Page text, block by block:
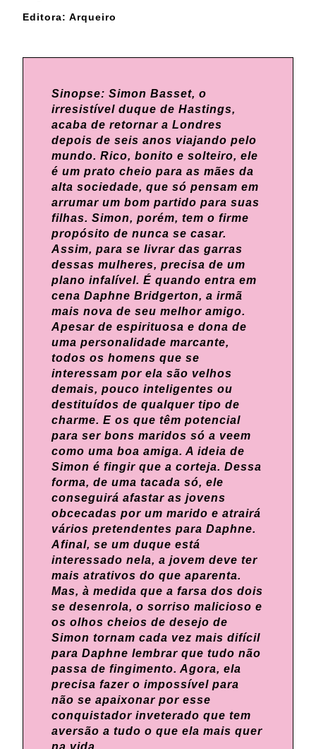
Editora: Arqueiro
Sinopse: Simon Basset, o
irresistível duque de Hastings,
acaba de retornar a Londres
depois de seis anos viajando pelo
mundo. Rico, bonito e solteiro, ele
é um prato cheio para as mães da
alta sociedade, que só pensam em
arrumar um bom partido para suas
filhas. Simon, porém, tem o firme
propósito de nunca se casar.
Assim, para se livrar das garras
dessas mulheres, precisa de um
plano infalível. É quando entra em
cena Daphne Bridgerton, a irmã
mais nova de seu melhor amigo.
Apesar de espirituosa e dona de
uma personalidade marcante,
todos os homens que se
interessam por ela são velhos
demais, pouco inteligentes ou
destituídos de qualquer tipo de
charme. E os que têm potencial
para ser bons maridos só a veem
como uma boa amiga. A ideia de
Simon é fingir que a corteja. Dessa
forma, de uma tacada só, ele
conseguirá afastar as jovens
obcecadas por um marido e atrairá
vários pretendentes para Daphne.
Afinal, se um duque está
interessado nela, a jovem deve ter
mais atrativos do que aparenta.
Mas, à medida que a farsa dos dois
se desenrola, o sorriso malicioso e
os olhos cheios de desejo de
Simon tornam cada vez mais difícil
para Daphne lembrar que tudo não
passa de fingimento. Agora, ela
precisa fazer o impossível para
não se apaixonar por esse
conquistador inveterado que tem
aversão a tudo o que ela mais quer
na vida.